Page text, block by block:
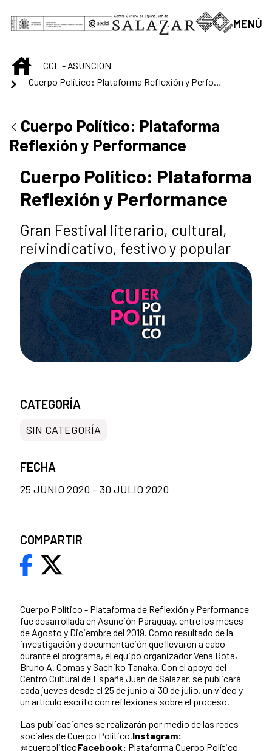
Saltar al contenido principal
MENÚ
INICIOCCE - ASUNCION
Cuerpo Político: Plataforma
Reflexión y Performance
Cuerpo Político: Plataforma
Reflexión y Performance
Gran Festival literario, cultural,
reivindicativo, festivo y popular
Cuerpo Político - Plataforma de Reflexión y Performance
fue desarrollada en Asunción Paraguay, entre los meses
de Agosto y Diciembre del 2019. Como resultado de la
investigación y documentación que llevaron a cabo
durante el programa, el equipo organizador Vena Rota,
Bruno A. Comas y Sachiko Tanaka. Con el apoyo del
Centro Cultural de España Juan de Salazar, se publicará
cada jueves desde el 25 de junio al 30 de julio, un video y
un artículo escrito con reflexiones sobre el proceso.
Las publicaciones se realizarán por medio de las redes
sociales de Cuerpo Político.Instagram:
@cuerpoliticoFacebook: Plataforma Cuerpo Político
CATEGORÍA
SIN CATEGORÍA
FECHA
25 JUNIO 2020 - 30 JULIO 2020
COMPARTIR